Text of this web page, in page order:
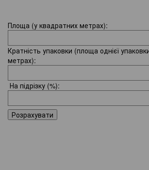
Площа (у квадратних метрах):
Кратність упаковки (площа однієї
метрах):
На підрізку (%):
Розрахувати